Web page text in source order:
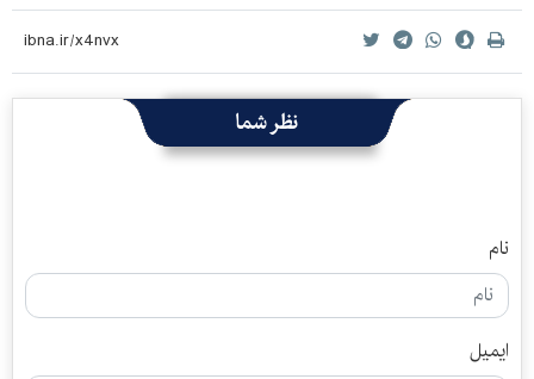
نظر شما
نام
ایمیل